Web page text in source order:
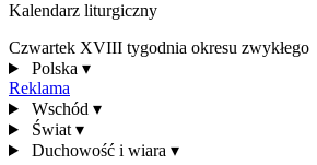
Kalendarz liturgiczny
Czwartek XVIII tygodnia okresu zwykłego
Polska ▾
Reklama
Wschód ▾
Świat ▾
Duchowość i wiara ▾